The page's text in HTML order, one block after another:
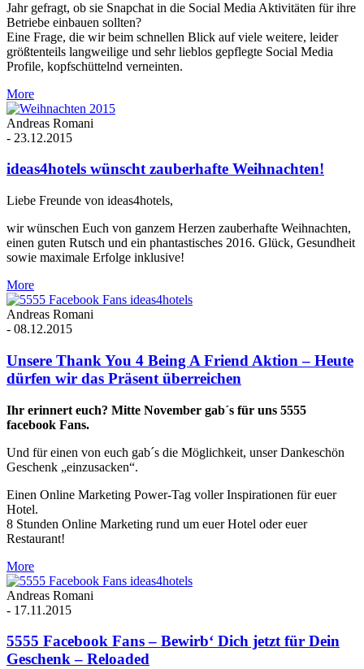
Jahr gefragt, ob sie Snapchat in die Social Media Aktivitäten für ihre
Betriebe einbauen sollten?
Eine Frage, die wir beim schnellen Blick auf viele weitere, leider
größtenteils langweilige und sehr lieblos gepflegte Social Media
Profile, kopfschüttelnd verneinten.
More
Andreas Romani
- 23.12.2015
ideas4hotels wünscht zauberhafte Weihnachten!
Liebe Freunde von ideas4hotels,
wir wünschen Euch von ganzem Herzen zauberhafte Weihnachten,
einen guten Rutsch und ein phantastisches 2016. Glück, Gesundheit
sowie maximale Erfolge inklusive!
More
Andreas Romani
- 08.12.2015
Unsere Thank You 4 Being A Friend Aktion – Heute
dürfen wir das Präsent überreichen
Ihr erinnert euch? Mitte November gab´s für uns 5555
facebook Fans.
Und für einen von euch gab´s die Möglichkeit, unser Dankeschön
Geschenk „einzusacken“.
Einen Online Marketing Power-Tag voller Inspirationen für euer
Hotel.
8 Stunden Online Marketing rund um euer Hotel oder euer
Restaurant!
More
Andreas Romani
- 17.11.2015
5555 Facebook Fans – Bewirb‘ Dich jetzt für Dein
Geschenk – Reloaded